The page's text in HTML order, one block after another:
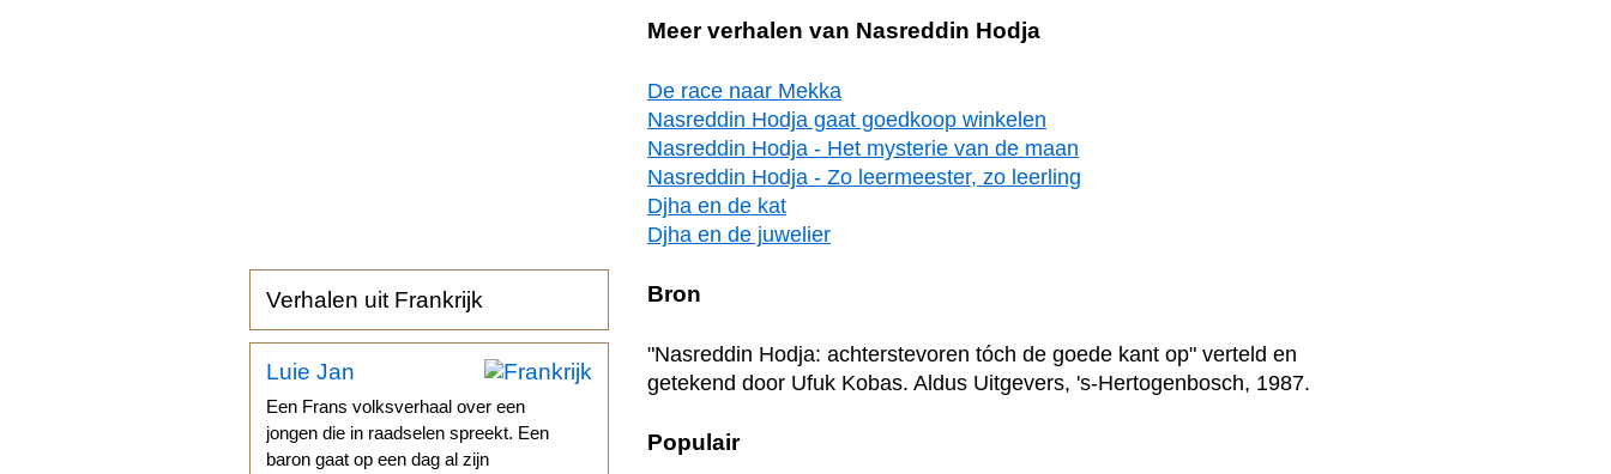
Verhalen uit Frankrijk
Luie Jan
Een Frans volksverhaal over een
jongen die in raadselen spreekt. Een
baron gaat op een dag al zijn
Meer verhalen van Nasreddin Hodja
De race naar Mekka
Nasreddin Hodja gaat goedkoop winkelen
Nasreddin Hodja - Het mysterie van de maan
Nasreddin Hodja - Zo leermeester, zo leerling
Djha en de kat
Djha en de juwelier
Bron
"Nasreddin Hodja: achterstevoren tóch de goede kant op" verteld en
getekend door Ufuk Kobas. Aldus Uitgevers, 's-Hertogenbosch, 1987.
Populair